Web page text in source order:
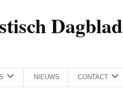
Dagblad
NIEUWS CONTACT